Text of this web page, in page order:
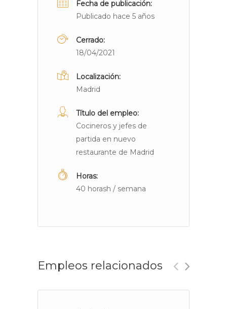
Fecha de publicación:
Publicado hace 5 años
Cerrado:
18/04/2021
Localización:
Madrid
Título del empleo:
Cocineros y jefes de
partida en nuevo
restaurante de Madrid
Horas:
40 horash / semana
Empleos relacionados